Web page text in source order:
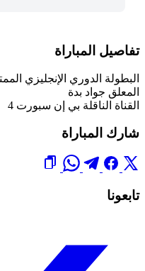
تفاصيل المباراة
البطولة الدوري الإنجليزي
المعلق جواد بدة
القناة الناقلة بي إن سبورت 4
شارك المباراة
تابعونا